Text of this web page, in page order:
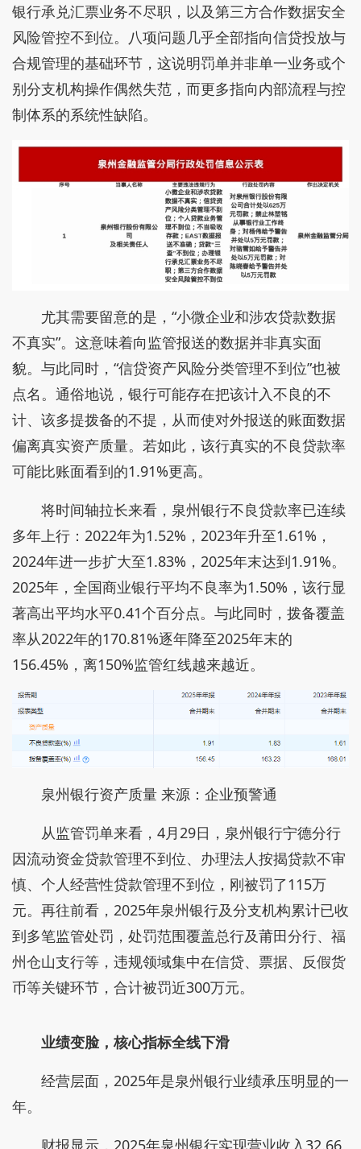
银行承兑汇票业务不尽职，以及第三方合作数据安全
风险管控不到位。八项问题几乎全部指向信贷投放与
合规管理的基础环节，这说明罚单并非单一业务或个
别分支机构操作偶然失范，而更多指向内部流程与控
制体系的系统性缺陷。
尤其需要留意的是，“小微企业和涉农贷款数据
不真实”。这意味着向监管报送的数据并非真实面
貌。与此同时，“信贷资产风险分类管理不到位”也被
点名。通俗地说，银行可能存在把该计入不良的不
计、该多提拨备的不提，从而使对外报送的账面数据
偏离真实资产质量。若如此，该行真实的不良贷款率
可能比账面看到的1.91%更高。
将时间轴拉长来看，泉州银行不良贷款率已连续
多年上行：2022年为1.52%，2023年升至1.61%，
2024年进一步扩大至1.83%，2025年末达到1.91%。
2025年，全国商业银行平均不良率为1.50%，该行显
著高出平均水平0.41个百分点。与此同时，拨备覆盖
率从2022年的170.81%逐年降至2025年末的
156.45%，离150%监管红线越来越近。
泉州银行资产质量 来源：企业预警通
从监管罚单来看，4月29日，泉州银行宁德分行
因流动资金贷款管理不到位、办理法人按揭贷款不审
慎、个人经营性贷款管理不到位，刚被罚了115万
元。再往前看，2025年泉州银行及分支机构累计已收
到多笔监管处罚，处罚范围覆盖总行及莆田分行、福
州仓山支行等，违规领域集中在信贷、票据、反假货
币等关键环节，合计被罚近300万元。
业绩变脸，核心指标全线下滑
经营层面，2025年是泉州银行业绩承压明显的一
年。
财报显示，2025年泉州银行实现营业收入32.66